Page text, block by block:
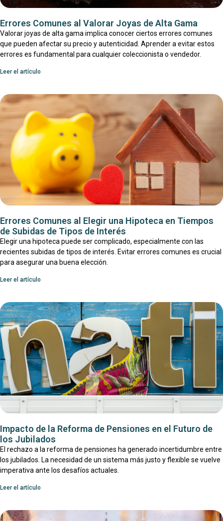
Errores Comunes al Valorar Joyas de Alta Gama
Valorar joyas de alta gama implica conocer ciertos errores comunes
que pueden afectar su precio y autenticidad. Aprender a evitar estos
errores es fundamental para cualquier coleccionista o vendedor.
Leer el artículo
Errores Comunes al Elegir una Hipoteca en Tiempos
de Subidas de Tipos de Interés
Elegir una hipoteca puede ser complicado, especialmente con las
recientes subidas de tipos de interés. Evitar errores comunes es crucial
para asegurar una buena elección.
Leer el artículo
Impacto de la Reforma de Pensiones en el Futuro de
los Jubilados
El rechazo a la reforma de pensiones ha generado incertidumbre entre
los jubilados. La necesidad de un sistema más justo y flexible se vuelve
imperativa ante los desafíos actuales.
Leer el artículo